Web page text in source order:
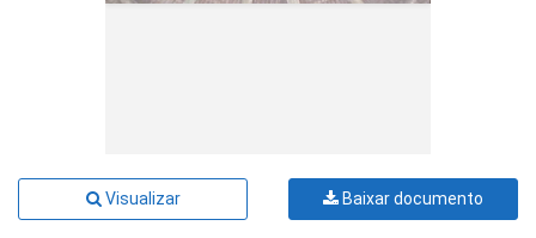
Visualizar Baixar documento